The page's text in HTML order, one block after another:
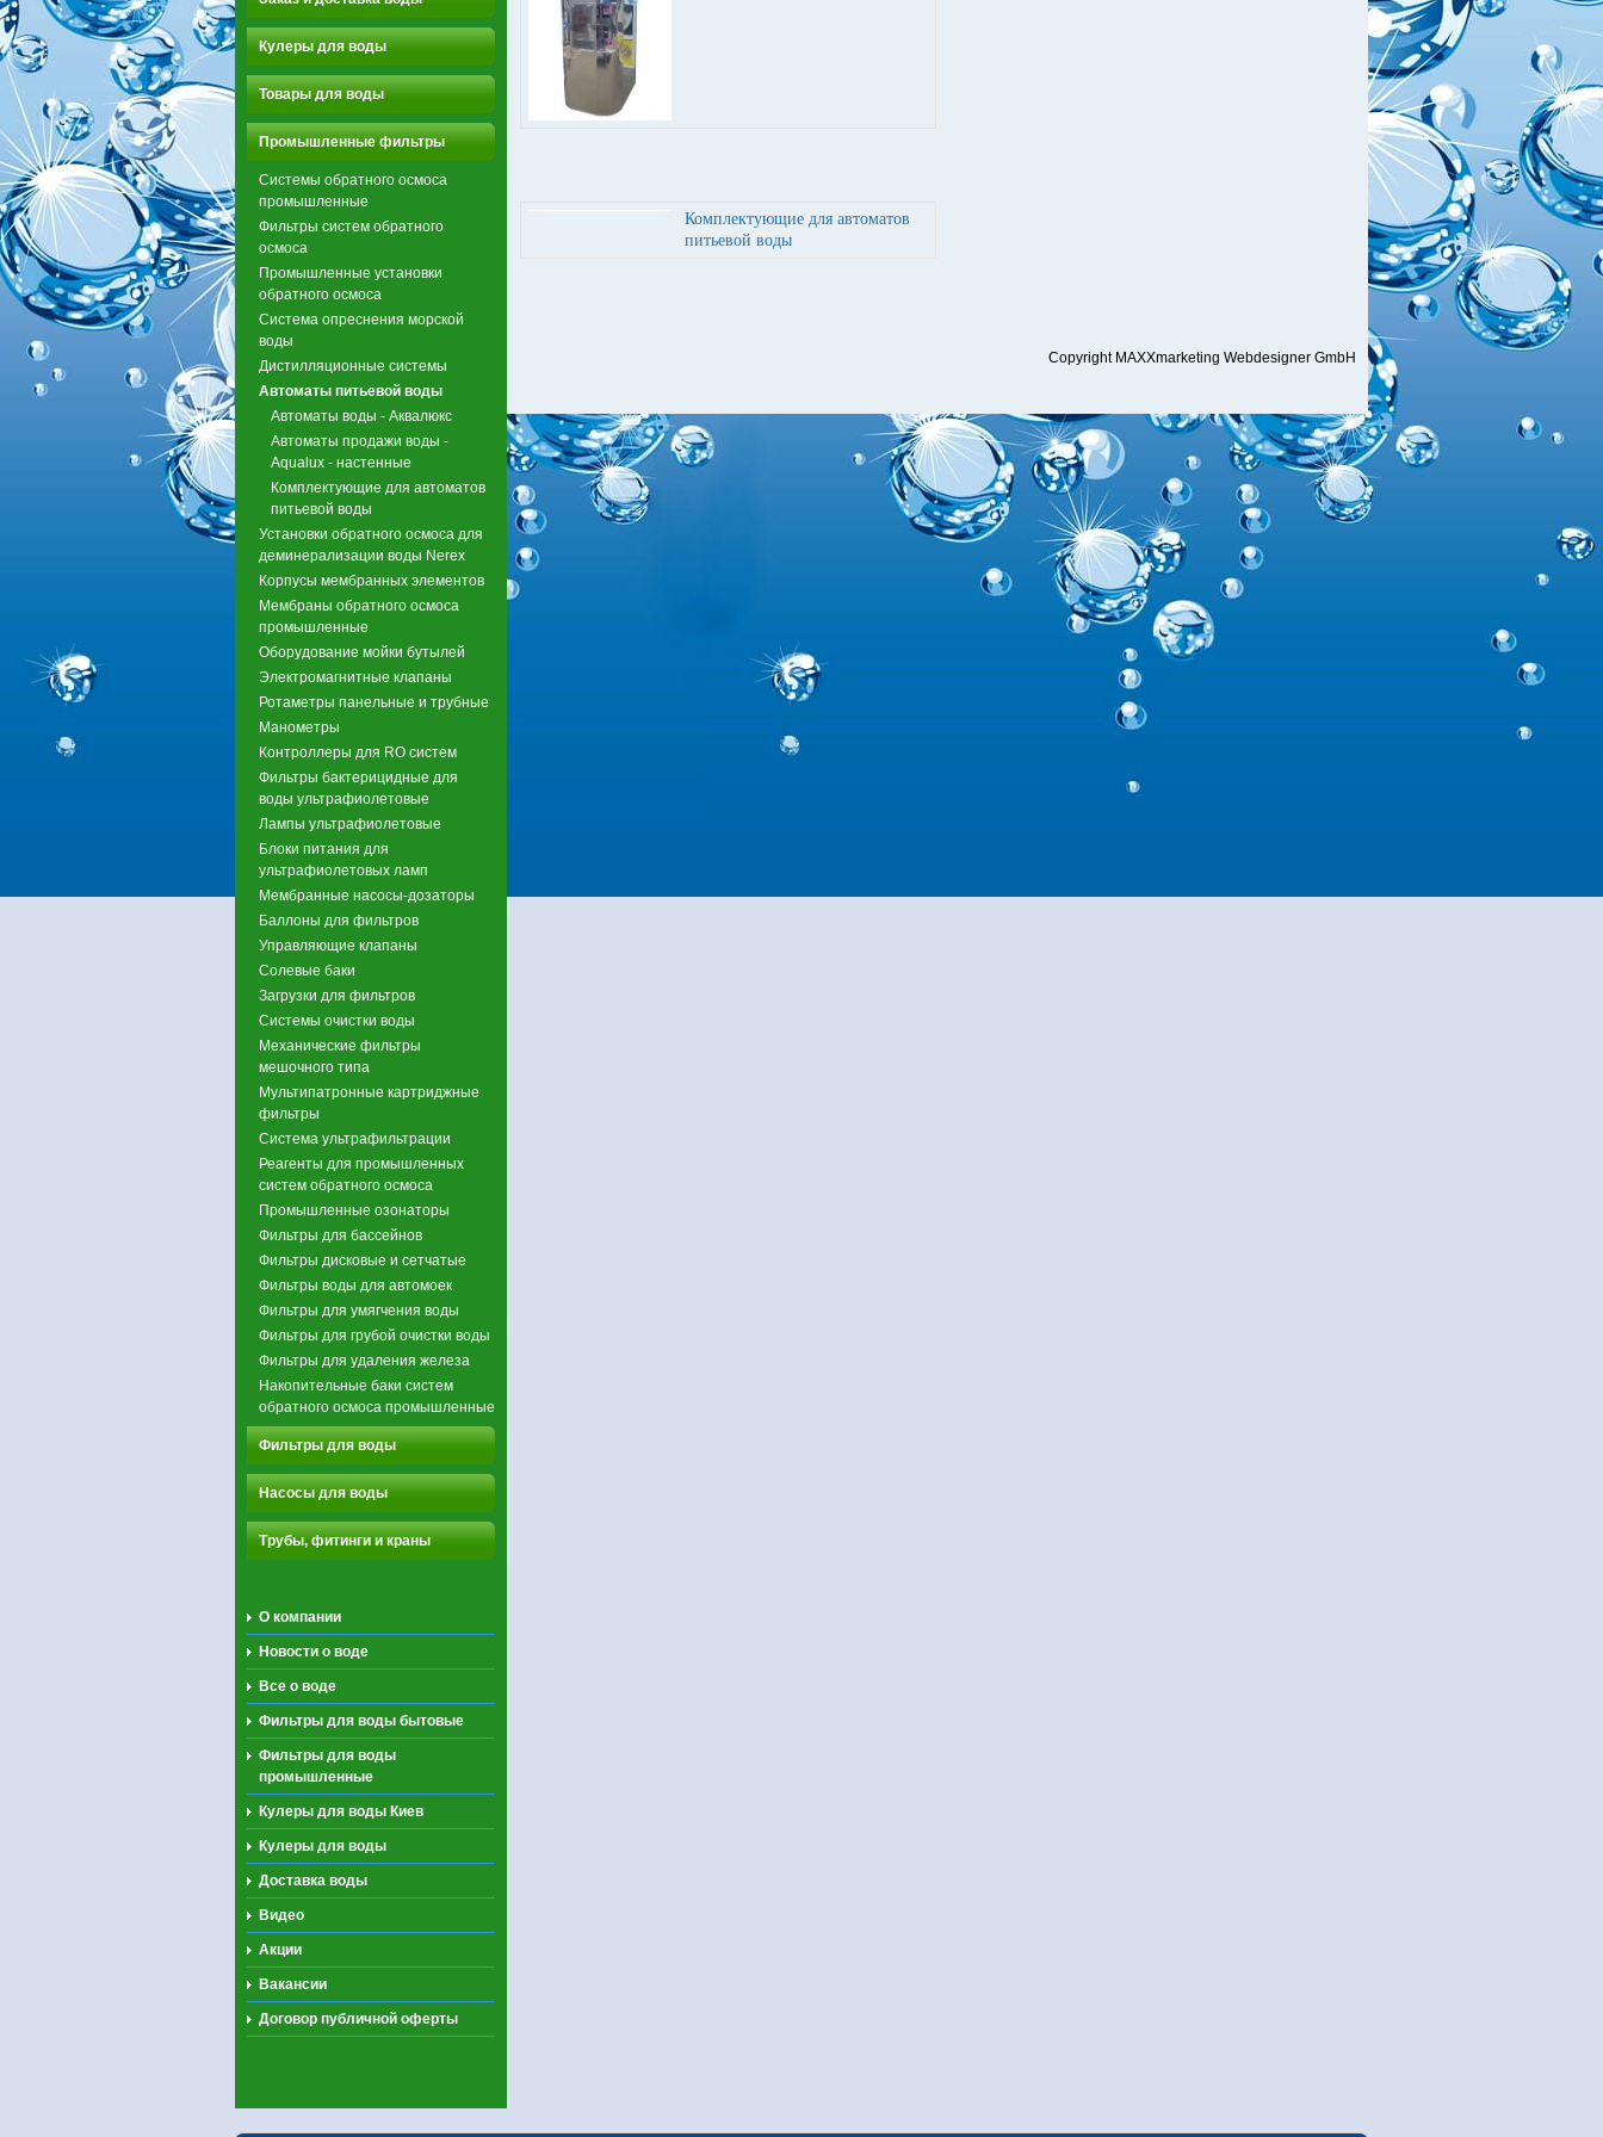
Кулеры для воды
Товары для воды
Промышленные фильтры
Системы обратного осмоса
промышленные
Фильтры систем обратного
осмоса
Промышленные установки
обратного осмоса
Система опреснения морской
воды
Дистилляционные системы
Автоматы питьевой воды
Автоматы воды - Аквалюкс
Автоматы продажи воды -
Aqualux - настенные
Комплектующие для автоматов
питьевой воды
Установки обратного осмоса для
деминерализации воды Nerex
Корпусы мембранных элементов
Мембраны обратного осмоса
промышленные
Оборудование мойки бутылей
Электромагнитные клапаны
Ротаметры панельные и трубные
Манометры
Контроллеры для RO систем
Фильтры бактерицидные для
воды ультрафиолетовые
Лампы ультрафиолетовые
Блоки питания для
ультрафиолетовых ламп
Мембранные насосы-дозаторы
Баллоны для фильтров
Управляющие клапаны
Солевые баки
Загрузки для фильтров
Системы очистки воды
Механические фильтры
мешочного типа
Мультипатронные картриджные
фильтры
Система ультрафильтрации
Реагенты для промышленных
систем обратного осмоса
Промышленные озонаторы
Фильтры для бассейнов
Фильтры дисковые и сетчатые
Фильтры воды для автомоек
Фильтры для умягчения воды
Фильтры для грубой очистки воды
Фильтры для удаления железа
Накопительные баки систем
обратного осмоса промышленные
Фильтры для воды
Насосы для воды
Трубы, фитинги и краны
О компании
Новости о воде
Все о воде
Фильтры для воды бытовые
Фильтры для воды
промышленные
Кулеры для воды Киев
Кулеры для воды
Доставка воды
Видео
Акции
Вакансии
Договор публичной оферты
Комплектующие для автоматов
питьевой воды
Copyright MAXXmarketing Webdesigner GmbH